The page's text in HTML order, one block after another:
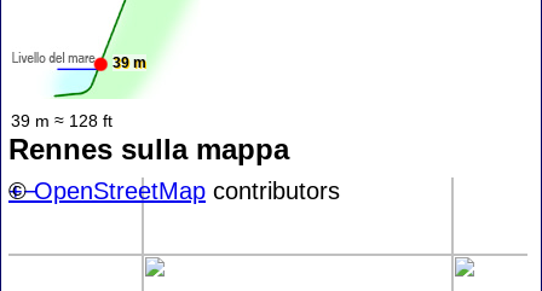
39 m
39 m ≈ 128 ft
Rennes sulla mappa
+−
©OpenStreetMap contributors